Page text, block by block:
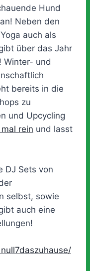
Hund
Neben den
auch als
über das Jahr
Winter- und
bereits in die
zu
und Upcycling
rein und lasst
DJ Sets von
selbst, sowie
auch eine